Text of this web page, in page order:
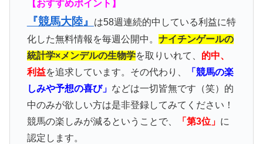
【おすすめポイント】
『競馬大陸』
は58週連続的中している利益に特
化した無料情報を毎週公開中。 ナイチンゲールの
統計学×メンデルの生物学を取りいれて、 的中、
利益を追求しています。その代わり、
「競馬の楽
しみや予想の喜び」 などは一切皆無です（笑）的
中のみが欲しい方は是非登録してみてください！
競馬の楽しみが減るということで、
「第3位」 に
認定します。